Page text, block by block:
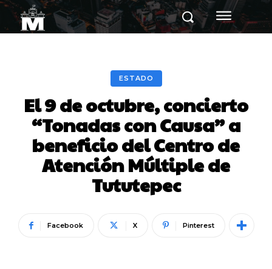
ESTADO
El 9 de octubre, concierto
“Tonadas con Causa” a
beneficio del Centro de
Atención Múltiple de
Tututepec
Facebook X Pinterest